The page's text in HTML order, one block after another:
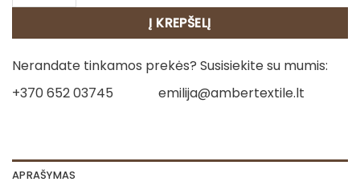
Į KREPŠELĮ
Nerandate tinkamos prekės? Susisiekite su mumis:
+370 652 03745
emilija@ambertextile.lt
APRAŠYMAS